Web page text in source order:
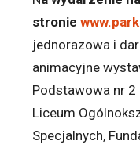
stronie
jednorazowa i
animacyjne
Podstawowa nr 2
Liceum
Specjalnych,